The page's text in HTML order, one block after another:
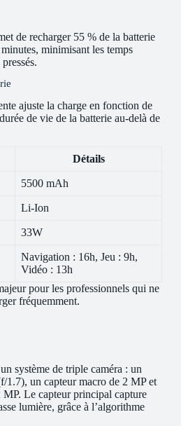
de recharger 55 % de la batterie
minimisant les temps
ajuste la charge en fonction de
de vie de la batterie au-delà de
Détails
5500 mAh
Li-Ion
33W
Navigation : 16h, Jeu : 9h,
Vidéo : 13h
pour les professionnels qui ne
fréquemment.
système de triple caméra : un
1.7), un capteur macro de 2 MP et
Le capteur principal capture
lumière, grâce à l’algorithme